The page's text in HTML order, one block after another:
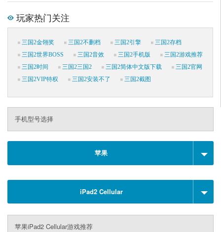
玩家热门关注
三国2金翎奖 三国2不删档 三国2引擎
三国2存档
三国2世界BOSS
三国2音效 三国2手机版
三国2游戏推荐
三国2时间
三国2三国2 三国2简体中文版下载
三国2官网
三国2VIP特权
三国2安装不了 三国2截图
手机型号选择
苹果
iPad2 Cellular
苹果iPad2 Cellular游戏推荐